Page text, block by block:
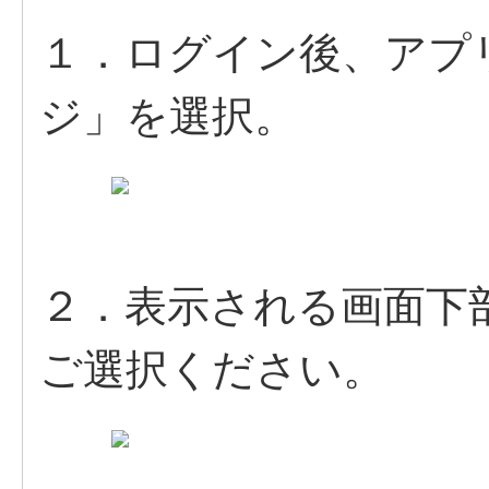
１．ログイン後、ア
ジ」を選択。
２．表示される画面
ご選択ください。